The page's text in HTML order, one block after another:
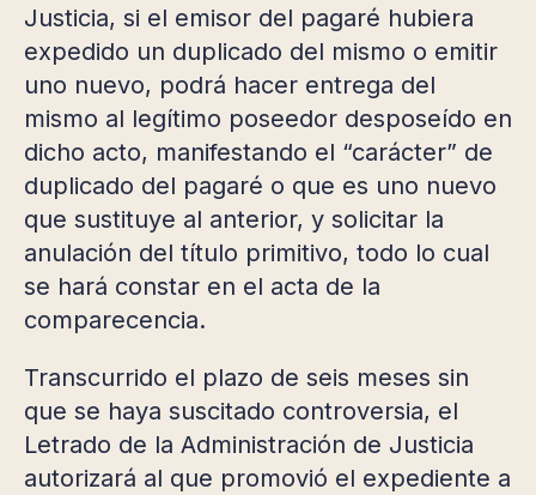
Justicia, si el emisor del pagaré hubiera
expedido un duplicado del mismo o emitir
uno nuevo, podrá hacer entrega del
mismo al legítimo poseedor desposeído en
dicho acto, manifestando el “carácter” de
duplicado del pagaré o que es uno nuevo
que sustituye al anterior, y solicitar la
anulación del título primitivo, todo lo cual
se hará constar en el acta de la
comparecencia.
Transcurrido el plazo de seis meses sin
que se haya suscitado controversia, el
Letrado de la Administración de Justicia
autorizará al que promovió el expediente a